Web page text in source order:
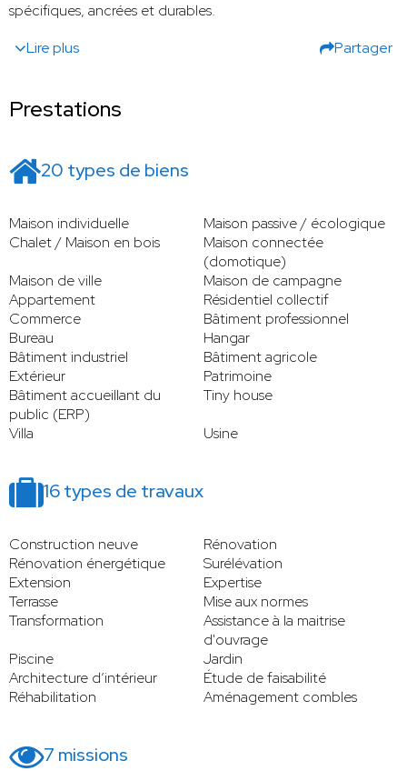
spécifiques, ancrées et durables.
Lire plus
Partager
Prestations
20 types de biens
Maison individuelle
Maison passive / écologique
Chalet / Maison en bois
Maison connectée
(domotique)
Maison de ville
Maison de campagne
Appartement
Résidentiel collectif
Commerce
Bâtiment professionnel
Bureau
Hangar
Bâtiment industriel
Bâtiment agricole
Extérieur
Patrimoine
Bâtiment accueillant du
public (ERP)
Tiny house
Villa
Usine
16 types de travaux
Construction neuve
Rénovation
Rénovation énergétique
Surélévation
Extension
Expertise
Terrasse
Mise aux normes
Transformation
Assistance à la maitrise
d'ouvrage
Piscine
Jardin
Architecture d’intérieur
Étude de faisabilité
Réhabilitation
Aménagement combles
7 missions